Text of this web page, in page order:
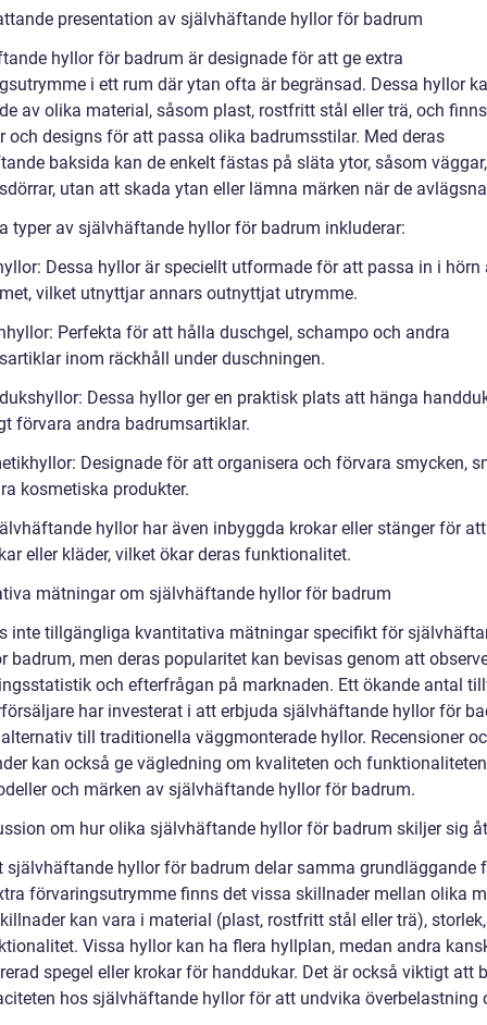
presentation av självhäftande hyllor för badrum
hyllor för badrum är designade för att ge extra
i ett rum där ytan ofta är begränsad. Dessa hyllor
av olika material, såsom plast, rostfritt stål eller trä, och
och designs för att passa olika badrumsstilar. Med deras
baksida kan de enkelt fästas på släta ytor, såsom
utan att skada ytan eller lämna märken när de
typer av självhäftande hyllor för badrum inkluderar:
Dessa hyllor är speciellt utformade för att passa in i hörn
vilket utnyttjar annars outnyttjat utrymme.
Perfekta för att hålla duschgel, schampo och andra
inom räckhåll under duschningen.
Dessa hyllor ger en praktisk plats att hänga
förvara andra badrumsartiklar.
Designade för att organisera och förvara smycken,
kosmetiska produkter.
hyllor har även inbyggda krokar eller stänger för
eller kläder, vilket ökar deras funktionalitet.
mätningar om självhäftande hyllor för badrum
inte tillgängliga kvantitativa mätningar specifikt för
badrum, men deras popularitet kan bevisas genom att
och efterfrågan på marknaden. Ett ökande antal
har investerat i att erbjuda självhäftande hyllor för
till traditionella väggmonterade hyllor. Recensioner
kan också ge vägledning om kvaliteten och
och märken av självhäftande hyllor för badrum.
om hur olika självhäftande hyllor för badrum skiljer sig åt
självhäftande hyllor för badrum delar samma grundläggande
förvaringsutrymme finns det vissa skillnader mellan olika
kan vara i material (plast, rostfritt stål eller trä),
Vissa hyllor kan ha flera hyllplan, medan andra
spegel eller krokar för handdukar. Det är också viktigt att
hos självhäftande hyllor för att undvika överbelastning